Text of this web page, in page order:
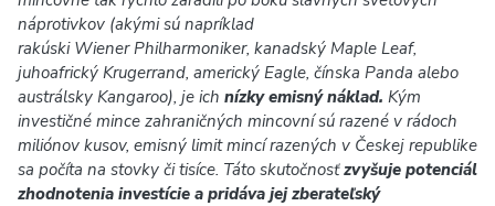
náprotivkov (akými sú napríklad
rakúski Wiener Philharmoniker, kanadský Maple Leaf,
juhoafrický Krugerrand, americký Eagle, čínska Panda alebo
austrálsky Kangaroo), je ich nízky emisný náklad. Kým
investičné mince zahraničných mincovní sú razené v rádoch
miliónov kusov, emisný limit mincí razených v Českej republike
sa počíta na stovky či tisíce. Táto skutočnosťzvyšuje potenciál
zhodnotenia investície a pridáva jej zberateľský